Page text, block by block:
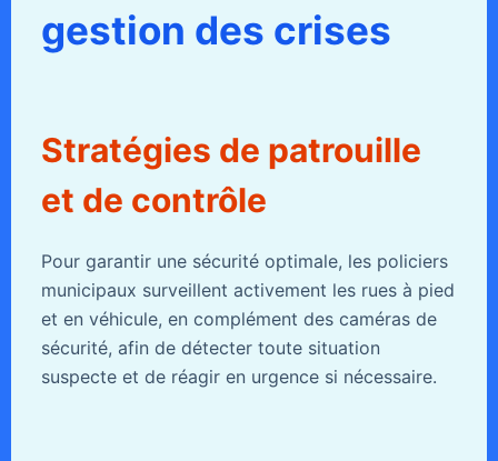
gestion des crises
Stratégies de patrouille
et de contrôle
Pour garantir une sécurité optimale, les policiers
municipaux surveillent activement les rues à pied
et en véhicule, en complément des caméras de
sécurité, afin de détecter toute situation
suspecte et de réagir en urgence si nécessaire.